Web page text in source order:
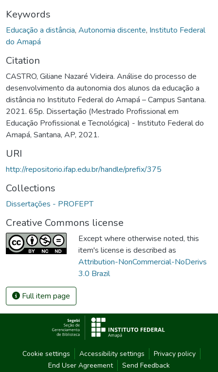
Keywords
Educação a distância, Autonomia discente, Instituto Federal
do Amapá
Citation
CASTRO, Giliane Nazaré Videira. Análise do processo de
desenvolvimento da autonomia dos alunos da educação a
distância no Instituto Federal do Amapá – Campus Santana.
2021. 65p. Dissertação (Mestrado Profissional em
Educação Profissional e Tecnológica) - Instituto Federal do
Amapá, Santana, AP, 2021.
URI
http://repositorio.ifap.edu.br/handle/prefix/375
Collections
Dissertações - PROFEPT
Creative Commons license
Except where otherwise noted, this
item's license is described as
Attribution-NonCommercial-NoDerivs
3.0 Brazil
Full item page
Cookie settings Accessibility settings
Privacy policy
End User Agreement
Send Feedback